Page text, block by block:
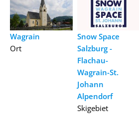
Wagrain
Ort
Snow Space
Salzburg -
Flachau-
Wagrain-St.
Johann
Alpendorf
Skigebiet